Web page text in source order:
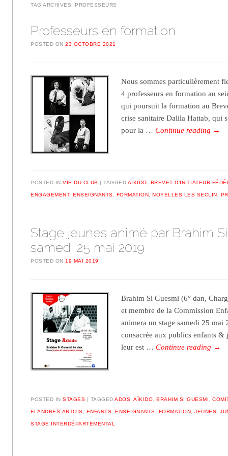
TAG ARCHIVES: PROFESSEURS
Professeurs en formation
POSTED ON23 OCTOBRE 2021
Nous sommes particulièrement
4 professeurs en formation au
qui poursuit la formation au
crise sanitaire Dalila Hattab, qui
pour la …Continue reading →
POSTED INVIE DU CLUB TAGGED AÏKIDO BREVET D'INITIATEUR
ENGAGEMENT,ENSEIGNANTS FORMATION ,NOYELLES LES SECLIN
Stage jeunes animé par Brahim
samedi 25 mai 2019
POSTED ON 19 MAI 2019
Brahim Si Guesmi (6° dan,
et membre de la Commission
animera un stage samedi 25 mai
consacrée aux publics enfants &
leur est …Continue reading →
POSTED INSTAGES TAGGEDADOS ,AÏKIDO ,BRAHIM SI GUESMI ,
FLANDRES-ARTOIS ENFANTS ,ENSEIGNANTS FORMATION ,JEUNES ,
STAGE INTERDÉPARTEMENTAL